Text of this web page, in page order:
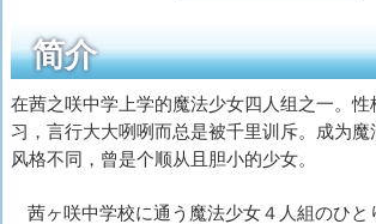
简介
在茜之咲中学上学的魔法少女四人组之一。性
习，言行大大咧咧而总是被千里训斥。成为魔
风格不同，曾是个顺从且胆小的少女。
茜ヶ咲中学校に通う魔法少女４人組のひと